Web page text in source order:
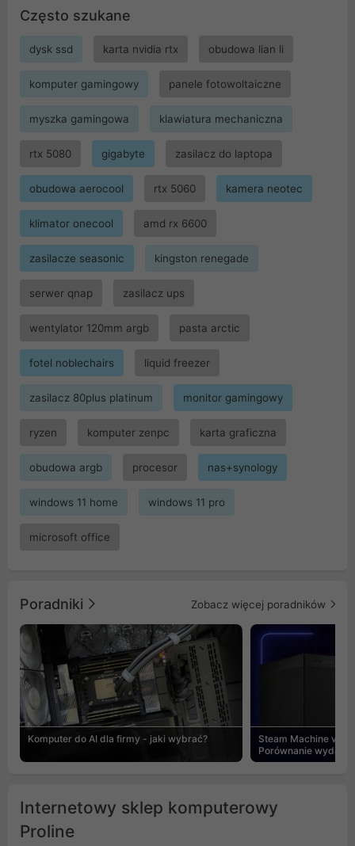
Często szukane
dysk ssd karta nvidia rtx obudowa lian li
komputer gamingowy panele fotowoltaiczne
myszka gamingowa klawiatura mechaniczna
rtx 5080 gigabyte zasilacz do laptopa
obudowa aerocool rtx 5060 kamera neotec
klimator onecool amd rx 6600
zasilacze seasonic kingston renegade
serwer qnap zasilacz ups
wentylator 120mm argb pasta arctic
fotel noblechairs liquid freezer
zasilacz 80plus platinum monitor gamingowy
ryzen komputer zenpc karta graficzna
obudowa argb procesor nas+synology
windows 11 home windows 11 pro
microsoft office
Poradniki Zobacz więcej poradników
Komputer do AI dla firmy - jaki wybrać?
Steam Machine vs
Porównanie
Internetowy sklep komputerowy
Proline